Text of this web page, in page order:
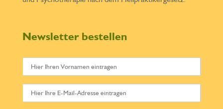
Newsletter bestellen